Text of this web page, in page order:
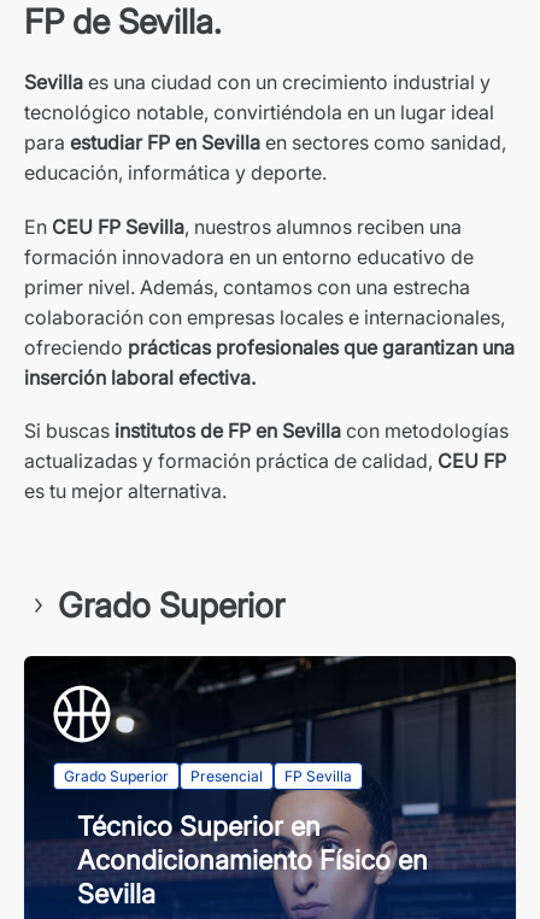
FP de Sevilla.
Sevilla es una ciudad con un crecimiento industrial y
tecnológico notable, convirtiéndola en un lugar ideal
para estudiar FP en Sevilla en sectores como sanidad,
educación, informática y deporte.
En CEU FP Sevilla, nuestros alumnos reciben una
formación innovadora en un entorno educativo de
primer nivel. Además, contamos con una estrecha
colaboración con empresas locales e internacionales,
ofreciendo prácticas profesionales que garantizan una
inserción laboral efectiva.
Si buscas institutos de FP en Sevilla con metodologías
actualizadas y formación práctica de calidad, CEU FP
es tu mejor alternativa.
Grado Superior
Grado Superior Presencial FP Sevilla
Técnico Superior en
Acondicionamiento Físico en
Sevilla